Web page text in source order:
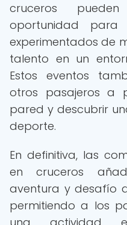
cruceros
oportunidad para
experimentados de
talento en un
Estos eventos
otros pasajeros a
pared y descubrir
deporte.
En definitiva, las
en cruceros
aventura y desafío
permitiendo a los